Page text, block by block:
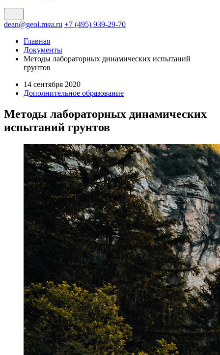
dean@geol.msu.ru +7 (495) 939-29-70
Главная
Документы
Методы лабораторных динамических испытаний
грунтов
14 сентября 2020
Дополнительное образование
Методы лабораторных динамических
испытаний грунтов